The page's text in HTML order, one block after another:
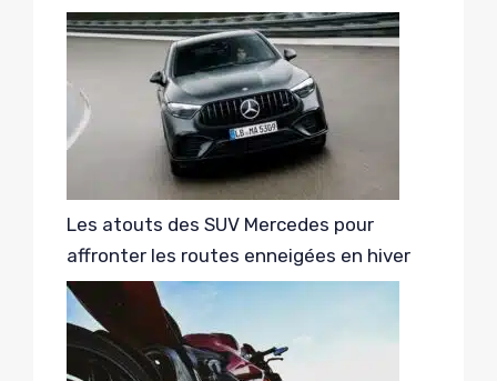
Les atouts des SUV Mercedes pour
affronter les routes enneigées en hiver